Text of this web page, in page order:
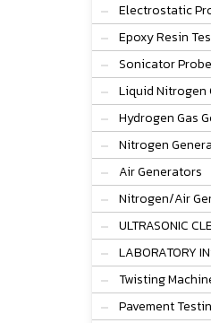
Electrostatic
Epoxy Resin
Sonicator Probe
Liquid Nitrogen
Hydrogen Gas
Nitrogen
Air Generators
Nitrogen/Air
ULTRASONIC
LABORATORY
Twisting
Pavement